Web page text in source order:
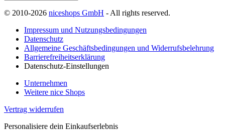
© 2010-2026 niceshops GmbH - All rights reserved.
Impressum und Nutzungsbedingungen
Datenschutz
Allgemeine Geschäftsbedingungen und Widerrufsbelehrung
Barrierefreiheitserklärung
Datenschutz-Einstellungen
Unternehmen
Weitere nice Shops
Vertrag widerrufen
Personalisiere dein Einkaufserlebnis